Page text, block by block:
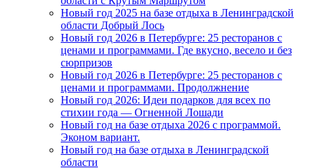
Новый год 2025 на базе отдыха в Ленинградской
области Добрый Лось
Новый год 2026 в Петербурге: 25 ресторанов с
ценами и программами. Где вкусно, весело и без
сюрпризов
Новый год 2026 в Петербурге: 25 ресторанов с
ценами и программами. Продолжнение
Новый год 2026: Идеи подарков для всех по
стихии года — Огненной Лошади
Новый год на базе отдыха 2026 с программой.
Эконом вариант.
Новый год на базе отдыха в Ленинградской
области